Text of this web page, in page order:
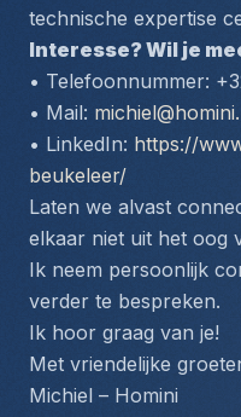
technische expertise
Interesse? Wil je
• Telefoonnummer:
• Mail:
• LinkedIn: https://
beukeleer/
Laten we alvast
elkaar niet uit het oog
Ik neem persoonlijk
verder te bespreken.
Ik hoor graag van je!
Met vriendelijke
Michiel – Homini